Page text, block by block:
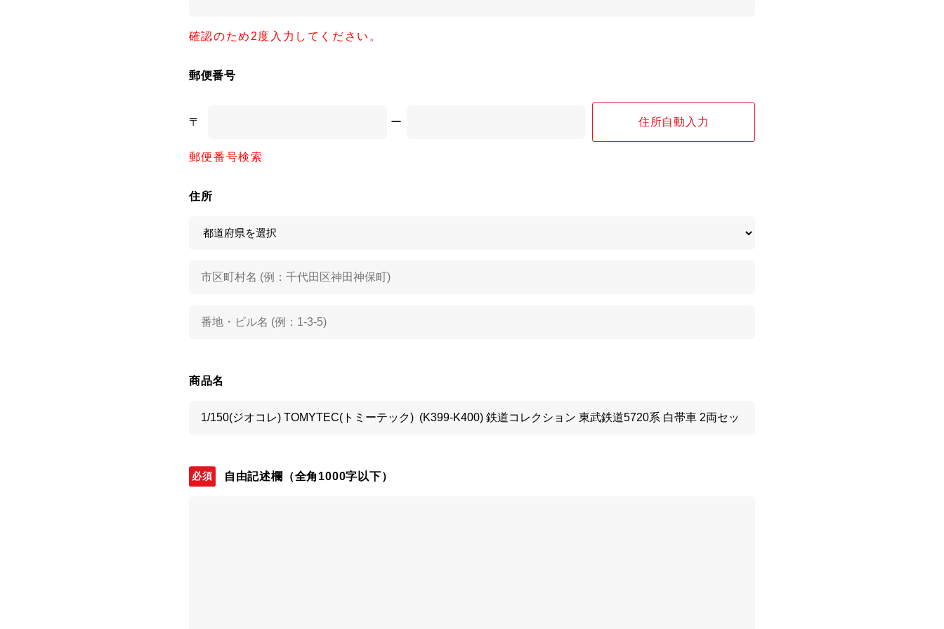
確認のため2度入力してください。
郵便番号
〒 ー 住所自動入力
郵便番号検索
住所
商品名
自由記述欄 （全角1000字以下）